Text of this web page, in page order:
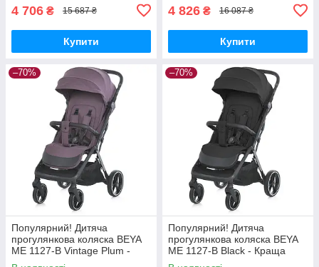
4 706 ₴ 15 687 ₴
Купити
4 826 ₴ 16 087 ₴
Купити
–70%
Популярний! Дитяча
прогулянкова коляска BEYA
ME 1127-B Vintage Plum -
Краща якість тільки на
–70%
Популярний! Дитяча
прогулянкова коляска BEYA
ME 1127-B Black - Краща
якість тільки на